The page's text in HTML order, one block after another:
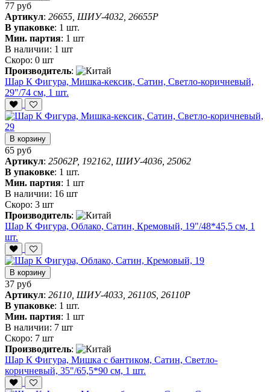
77 руб
Артикул: 26655, ШИУ-4032, 26655P
В упаковке: 1 шт.
Мин. партия: 1 шт
В наличии: 1 шт
Скоро: 0 шт
Производитель:
Шар К Фигура, Мишка-кексик, Сатин, Светло-коричневый,
29"/74 см, 1 шт.
В корзину
65 руб
Артикул: 25062P, 192162, ШИУ-4036, 25062
В упаковке: 1 шт.
Мин. партия: 1 шт
В наличии: 16 шт
Скоро: 3 шт
Производитель:
Шар К Фигура, Облако, Сатин, Кремовый, 19"/48*45,5 см, 1
шт.
В корзину
37 руб
Артикул: 26110, ШИУ-4033, 26110S, 26110P
В упаковке: 1 шт.
Мин. партия: 1 шт
В наличии: 7 шт
Скоро: 7 шт
Производитель:
Шар К Фигура, Мишка с бантиком, Сатин, Светло-
коричневый, 35"/65,5*90 см, 1 шт.